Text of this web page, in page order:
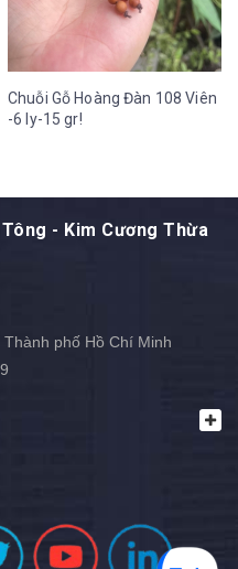
Chuỗi Gỗ Hoàng Đàn 108 Viên
-6 ly-15 gr!
- Kim Cương Thừa
phố Hồ Chí Minh